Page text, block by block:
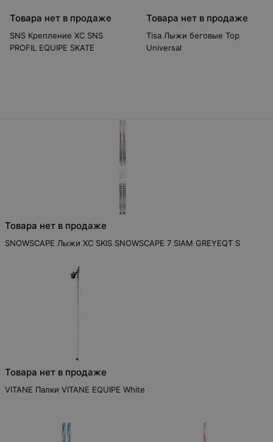
Товара нет в продаже
SNS Крепление XC SNS
PROFIL EQUIPE SKATE
Товара нет в продаже
Tisa Лыжи беговые Top
Universal
Товара нет в продаже
SNOWSCAPE Лыжи XC SKIS SNOWSCAPE 7 SIAM GREYEQT S
Товара нет в продаже
VITANE Палки VITANE EQUIPE White